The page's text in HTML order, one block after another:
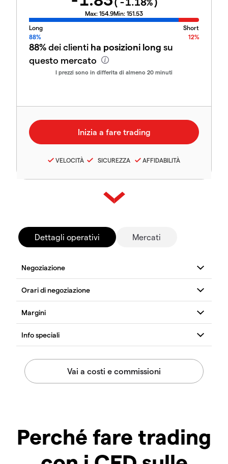
Max: 154.9Min: 151.53
Long
Short
88%
12%
88%dei clienti ha posizioni long su
questo mercato
I prezzi sono in differita di almeno 20 minuti
VELOCITÀ SICUREZZA AFFIDABILITÀ
Dettagli operativi Mercati
Perché fare trading